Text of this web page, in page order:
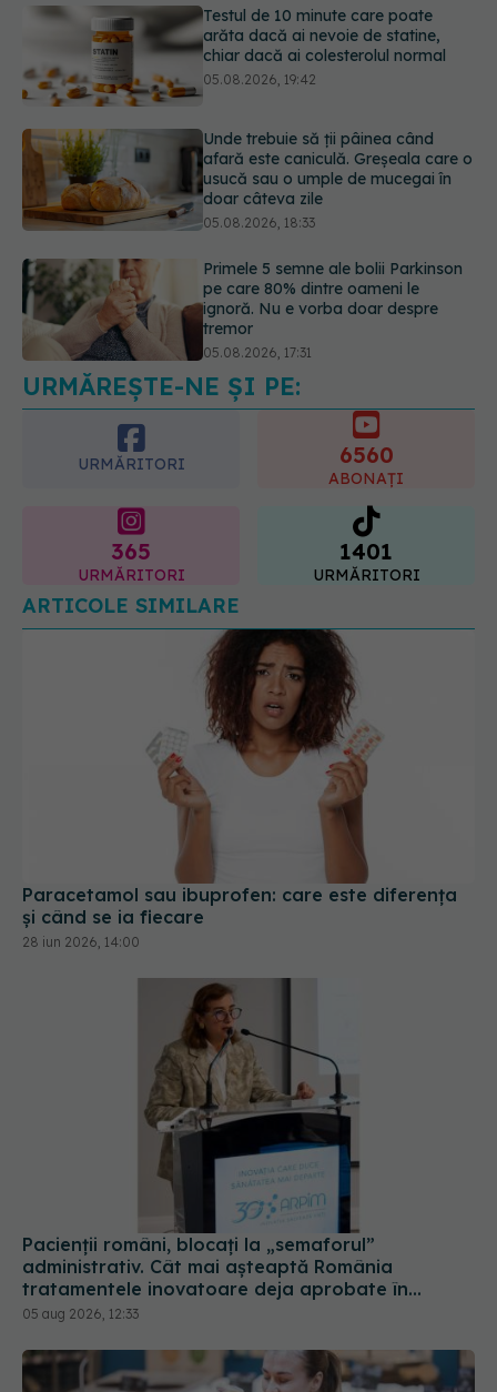
Testul de 10 minute care poate
arăta dacă ai nevoie de statine,
chiar dacă ai colesterolul normal
05.08.2026, 19:42
Unde trebuie să ții pâinea când
afară este caniculă. Greșeala care o
usucă sau o umple de mucegai în
doar câteva zile
05.08.2026, 18:33
Primele 5 semne ale bolii Parkinson
pe care 80% dintre oameni le
ignoră. Nu e vorba doar despre
tremor
05.08.2026, 17:31
Gabriela Cristea, manifest pentru
respect și acceptare: Corpul
fiecăruia spune o poveste
URMĂREȘTE-NE ȘI PE:
URMĂRITORI 6560
ABONAȚI
365
URMĂRITORI
1401
URMĂRITORI
ARTICOLE SIMILARE
Paracetamol sau ibuprofen: care este diferența
și când se ia fiecare
28 iun 2026, 14:00
Pacienții români, blocați la „semaforul”
administrativ. Cât mai așteaptă România
tratamentele inovatoare deja aprobate în
Europa
05 aug 2026, 12:33